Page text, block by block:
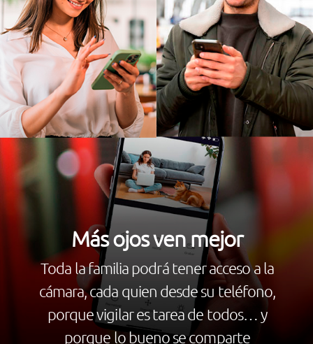
Más ojos ven mejor
Toda la familia podrá tener acceso a la
cámara, cada quien desde su teléfono,
porque vigilar es tarea de todos… y
porque lo bueno se comparte